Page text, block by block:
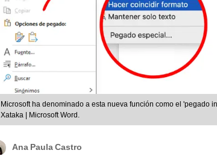
Microsoft ha denominado a esta nueva función como el 'pegado inteligente'. Foto:
Xataka | Microsoft Word.
Ana Paula Castro